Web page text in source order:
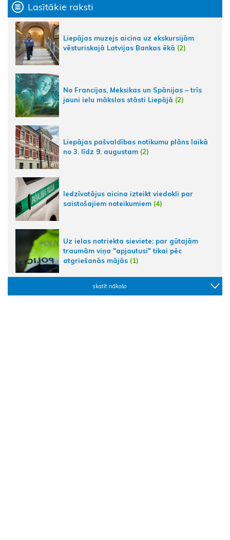
Lasītākie raksti
Liepājas muzejs aicina uz ekskursijām
vēsturiskajā Latvijas Bankas ēkā (2)
No Francijas, Meksikas un Spānijas – trīs
jauni ielu mākslas stāsti Liepājā (2)
Liepājas pašvaldības notikumu plāns laikā
no 3. līdz 9. augustam (2)
Iedzīvotājus aicina izteikt viedokli par
saistošajiem noteikumiem (4)
Uz ielas notriekta sieviete; par gūtajām
traumām viņa "apjautusi" tikai pēc
atgriešanās mājās (1)
skatīt nākošo